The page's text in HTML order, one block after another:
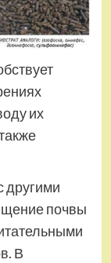
их
другими
почвы
В